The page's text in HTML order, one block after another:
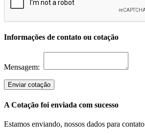
Informações de contato ou cotação
Mensagem:
Enviar cotação
A Cotação foi enviada com sucesso
Estamos enviando, nossos dados para contato